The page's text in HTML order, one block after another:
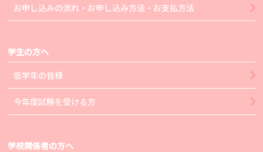
お申し込みの流れ・お申し込み方法・お支払方法
学生の方へ
低学年の皆様
今年度試験を受ける方
学校関係者の方へ